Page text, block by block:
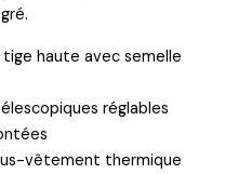
haute avec semelle
réglables
vêtement thermique